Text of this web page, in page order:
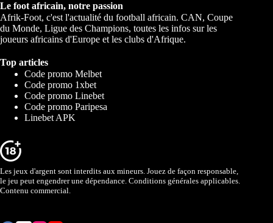
Le foot africain, notre passion
Afrik-Foot, c'est l'actualité du football africain. CAN, Coupe
du Monde, Ligue des Champions, toutes les infos sur les
joueurs africains d'Europe et les clubs d'Afrique.
Top articles
Code promo Melbet
Code promo 1xbet
Code promo Linebet
Code promo Paripesa
Linebet APK
Les jeux d'argent sont interdits aux mineurs. Jouez de façon responsable,
le jeu peut engendrer une dépendance. Conditions générales applicables.
Contenu commercial.